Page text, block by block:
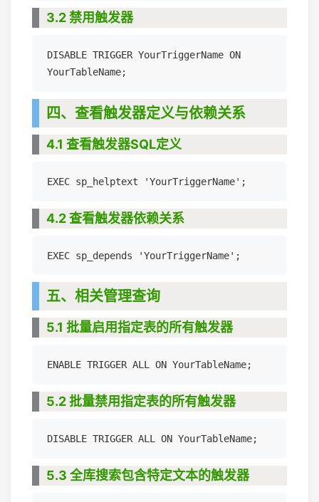
3.2 禁用触发器
DISABLE TRIGGER YourTriggerName ON
四、查看触发器定义与依赖关系
4.1 查看触发器SQL定义
4.2 查看触发器依赖关系
五、相关管理查询
5.1 批量启用指定表的所有触发器
5.2 批量禁用指定表的所有触发器
5.3 全库搜索包含特定文本的触发器